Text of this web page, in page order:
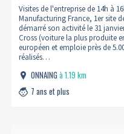
Visites de l'entreprise de 14h à
Manufacturing France, 1er site
démarré son activité le 31
Cross (voiture la plus produite
européen et emploie près de
réalisés…
ONNAINGà 1.19 km
7 ans et plus